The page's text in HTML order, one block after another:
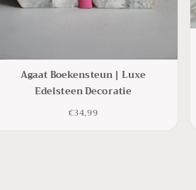
Agaat Boekensteun | Luxe
Edelsteen Decoratie
€34,99